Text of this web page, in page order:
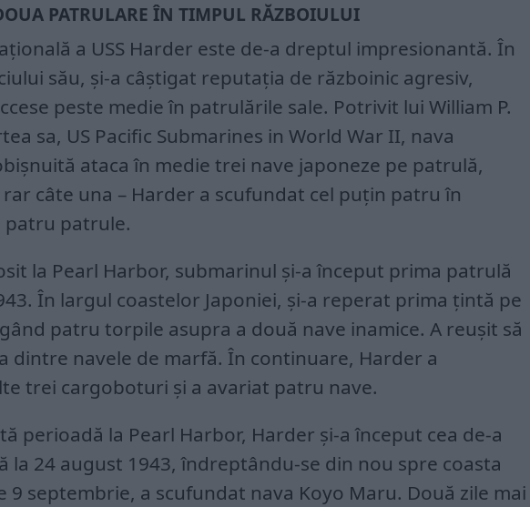
PATRULARE ÎN TIMPUL RĂZBOIULUI
a USS Harder este de-a dreptul impresionantă. În
său, și-a câștigat reputația de războinic agresiv,
peste medie în patrulările sale. Potrivit lui William P.
sa, US Pacific Submarines in World War II, nava
ataca în medie trei nave japoneze pe patrulă,
câte una – Harder a scufundat cel puțin patru în
patru patrule.
la Pearl Harbor, submarinul și-a început prima patrulă
În largul coastelor Japoniei, și-a reperat prima țintă pe
patru torpile asupra a două nave inamice. A reușit să
dintre navele de marfă. În continuare, Harder a
trei cargoboturi și a avariat patru nave.
perioadă la Pearl Harbor, Harder și-a început cea de-a
la 24 august 1943, îndreptându-se din nou spre coasta
9 septembrie, a scufundat nava Koyo Maru. Două zile mai